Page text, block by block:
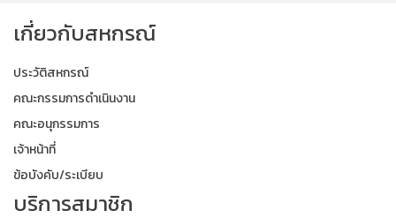
เกี่ยวกับสหกรณ์
ประวัติสหกรณ์
คณะกรรมการดำเนินงาน
คณะอนุกรรมการ
เจ้าหน้าที่
ข้อบังคับ/ระเบียบ
บริการสมาชิก